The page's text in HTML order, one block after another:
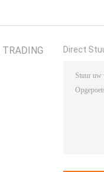
Direct